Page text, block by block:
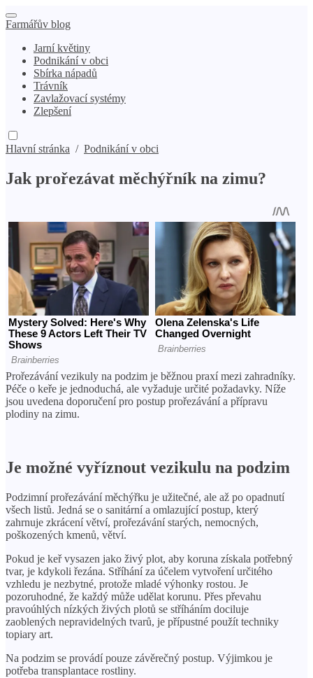
Farmářův blog
Jarní květiny
Podnikání v obci
Sbírka nápadů
Trávník
Zavlažovací systémy
Zlepšení
Hlavní stránka / Podnikání v obci
Jak prořezávat měchýřník na zimu?
Prořezávání vezikuly na podzim je běžnou praxí mezi zahradníky.
Péče o keře je jednoduchá, ale vyžaduje určité požadavky. Níže
jsou uvedena doporučení pro postup prořezávání a přípravu
plodiny na zimu.
Je možné vyříznout vezikulu na podzim
Podzimní prořezávání měchýřku je užitečné, ale až po opadnutí
všech listů. Jedná se o sanitární a omlazující postup, který
zahrnuje zkrácení větví, prořezávání starých, nemocných,
poškozených kmenů, větví.
Pokud je keř vysazen jako živý plot, aby koruna získala potřebný
tvar, je kdykoli řezána. Stříhání za účelem vytvoření určitého
vzhledu je nezbytné, protože mladé výhonky rostou. Je
pozoruhodné, že každý může udělat korunu. Přes převahu
pravoúhlých nízkých živých plotů se stříháním dociluje
zaoblených nepravidelných tvarů, je přípustné použít techniky
topiary art.
Na podzim se provádí pouze závěrečný postup. Výjimkou je
potřeba transplantace rostliny.